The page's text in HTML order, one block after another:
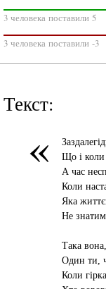
3 человека поставили 5
3 человека поставили -3
Текст:
«
Що і коли
А час
Коли
Яка
Не
Така
Один ти,
Коли